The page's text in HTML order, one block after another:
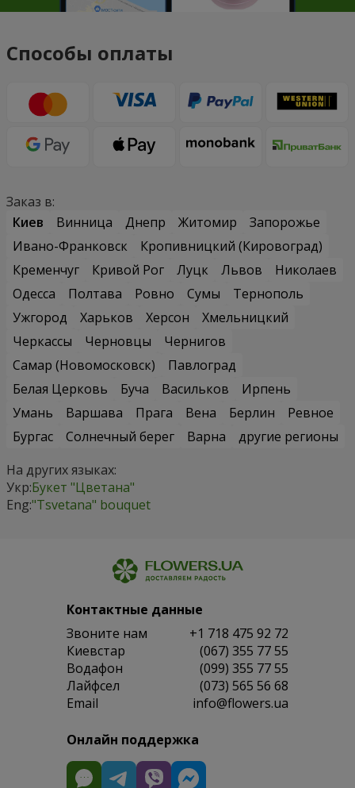
Способы оплаты
Заказ в:
Киев
Винница Днепр Житомир
Запорожье
Ивано-Франковск
Кропивницкий (Кировоград)
Кременчуг
Кривой Рог Луцк Львов
Николаев
Одесса
Полтава Ровно Сумы
Тернополь
Ужгород
Харьков Херсон
Хмельницкий
Черкассы
Черновцы
Чернигов
Самар (Новомосковск)
Павлоград
Белая Церковь
Буча Васильков
Ирпень
Умань
Варшава Прага Вена Берлин
Ревное
Бургас
Солнечный берег Варна
другие регионы
На других языках:
Укр:Букет "Цветана"
Eng:"Tsvetana" bouquet
Контактные данные
Звоните нам
+1 718 475 92 72
Киевстар
(067) 355 77 55
Водафон
(099) 355 77 55
Лайфсел
(073) 565 56 68
Email
info@flowers.ua
Онлайн поддержка